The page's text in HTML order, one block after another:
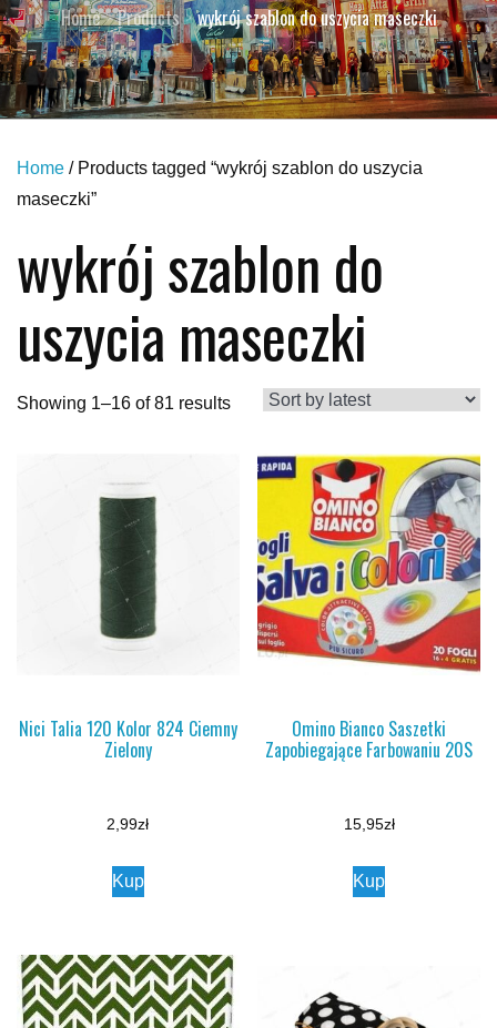
Home Products wykrój szablon do uszycia maseczki
Home / Products tagged “wykrój szablon do uszycia
maseczki”
wykrój szablon do
uszycia maseczki
Showing 1–16 of 81 results
Nici Talia 120 Kolor 824 Ciemny
Zielony
2,99zł
Kup
Omino Bianco Saszetki
Zapobiegające Farbowaniu 20S
15,95zł
Kup